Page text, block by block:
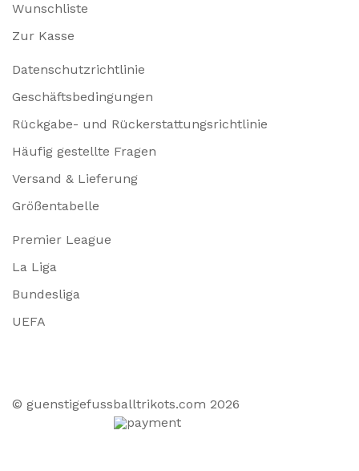
Wunschliste
Zur Kasse
Datenschutzrichtlinie
Geschäftsbedingungen
Rückgabe- und Rückerstattungsrichtlinie
Häufig gestellte Fragen
Versand & Lieferung
Größentabelle
Premier League
La Liga
Bundesliga
UEFA
© guenstigefussballtrikots.com 2026